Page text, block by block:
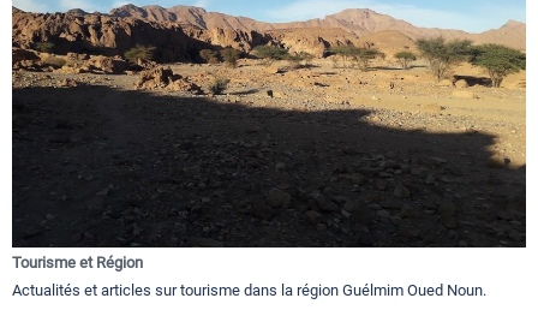
Tourisme et Région
Actualités et articles sur tourisme dans la région Guélmim Oued Noun.